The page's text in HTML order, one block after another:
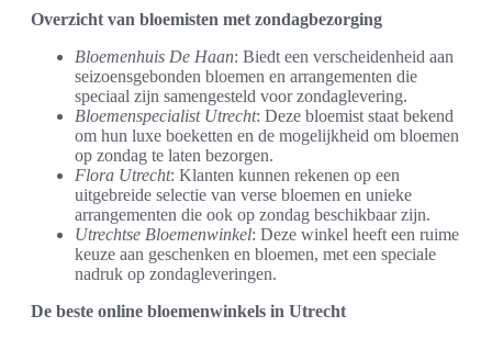
Overzicht van bloemisten met zondagbezorging
Bloemenhuis De Haan: Biedt een verscheidenheid aan
seizoensgebonden bloemen en arrangementen die
speciaal zijn samengesteld voor zondaglevering.
Bloemenspecialist Utrecht: Deze bloemist staat bekend
om hun luxe boeketten en de mogelijkheid om bloemen
op zondag te laten bezorgen.
Flora Utrecht: Klanten kunnen rekenen op een
uitgebreide selectie van verse bloemen en unieke
arrangementen die ook op zondag beschikbaar zijn.
Utrechtse Bloemenwinkel: Deze winkel heeft een ruime
keuze aan geschenken en bloemen, met een speciale
nadruk op zondagleveringen.
De beste online bloemenwinkels in Utrecht